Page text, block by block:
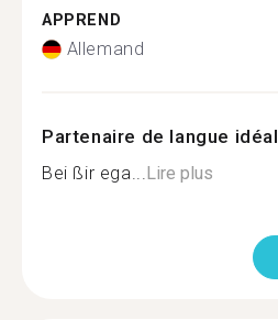
APPREND
Allemand
Partenaire de langue idéal
Bei ßir ega...Lire plus